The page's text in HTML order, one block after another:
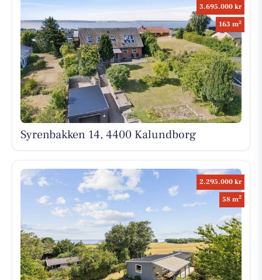
3.695.000 kr
163 m2
Syrenbakken 14, 4400 Kalundborg
2.295.000 kr
58 m2